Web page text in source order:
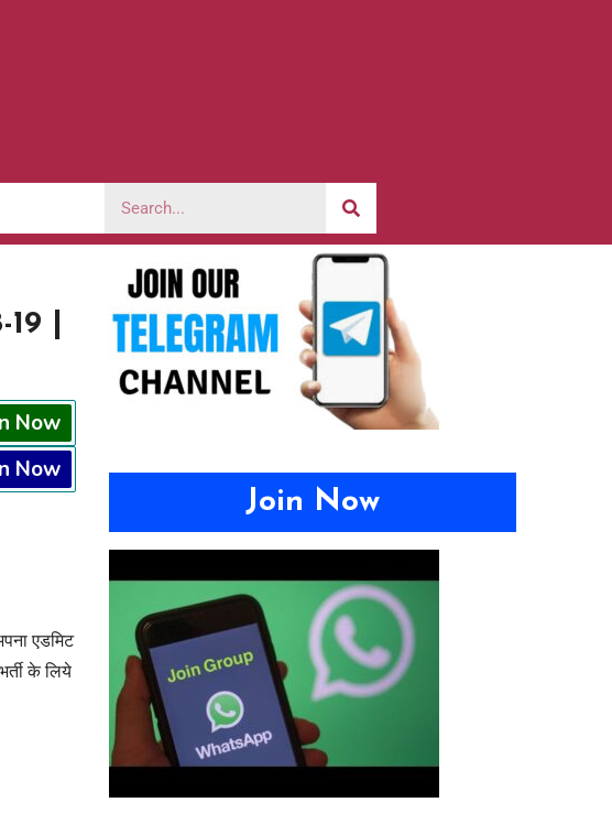
|
Now
Now
एडमिट
के लिये
Join Now